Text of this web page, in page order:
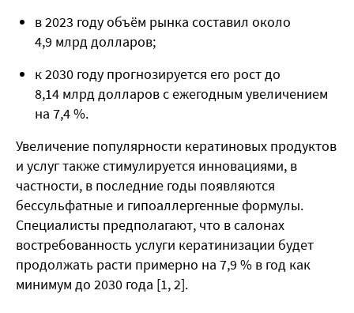
в 2023 году объём рынка составил около
4,9 млрд долларов;
к 2030 году прогнозируется его рост до
8,14 млрд долларов с ежегодным увеличением
на 7,4 %.
Увеличение популярности кератиновых продуктов
и услуг также стимулируется инновациями, в
частности, в последние годы появляются
бессульфатные и гипоаллергенные формулы.
Специалисты предполагают, что в салонах
востребованность услуги кератинизации будет
продолжать расти примерно на 7,9 % в год как
минимум до 2030 года [1, 2].